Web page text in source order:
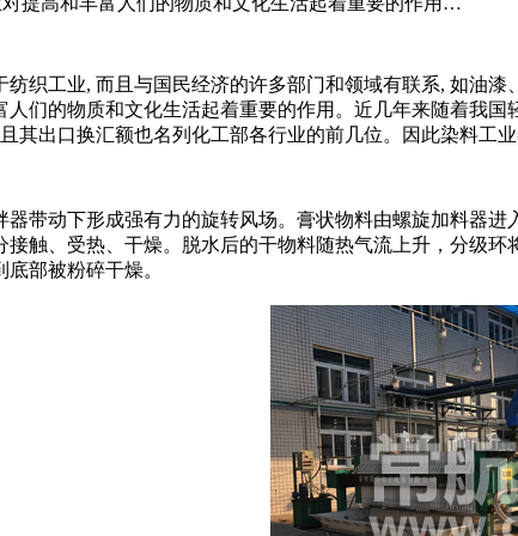
工业, 而且与国民经济的许多部门和领域有联系, 如油漆
们的物质和文化生活起着重要的作用。近几年来随着我
其出口换汇额也名列化工部各行业的前几位。因此染料工
动下形成强有力的旋转风场。膏状物料由螺旋加料器进
触、受热、干燥。脱水后的干物料随热气流上升，分级
部被粉碎干燥。